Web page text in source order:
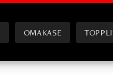
OMAKASE